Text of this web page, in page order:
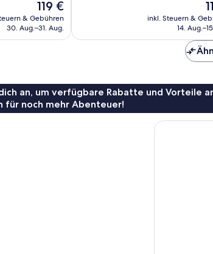
Der
Preis
beträgt
119 €
& Gebühren
30. Aug.–31. Aug.
Bewertungen
inkl. Steuern &
14.
an, um verfügbare Rabatte und Vorteile
für noch mehr Abenteuer!